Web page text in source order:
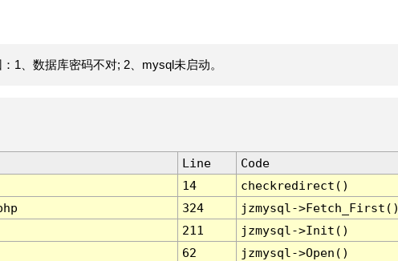
1、数据库密码不对; 2、mysql未启动。
Line
Code
14
checkredirect()
324
jzmysql-
211
jzmysql->Init()
62
jzmysql->Open()